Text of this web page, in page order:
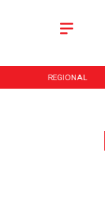
REGIONAL